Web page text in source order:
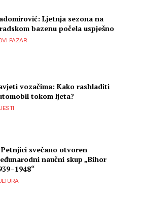
Ljetnja sezona na
bazenu počela uspješno
PAZAR
vozačima: Kako rashladiti
tokom ljeta?
Petnjici svečano otvoren
naučni skup „Bihor